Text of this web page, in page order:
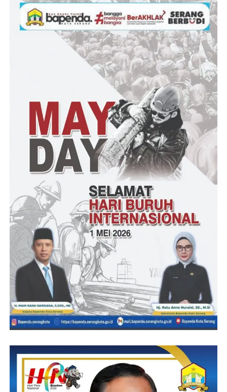
Dia juga mengingatkan para siswa agar istiqamah menjaga dan
berusaha menghafal Al Qur’an serta mengamalkan isi Al Qur’an
serta mendakwahkan. Karena sesungguhnya sebaik-baik
manusia adalah yang bermanfaat untuk orang lain. Selain itu
juga disampaikan bahwa sebaik-baik dari kita adalah yang
mengajarkan Al Qur’an dan mengamalkannya.” Harapnya
Isra Mi’raj mengajarkan bahwa dengan tekad yang kuat dan
kegigihan, segala hal yang dianggap mustahil dapat diatasi.
Dalam konteks pendidikan di sekolah, Isra Mi’raj juga
mengajarkan pentingnya peningkatan kualitas diri melalui
pembelajaran dan pengembangan kompetensi untuk memiliki
semangat yang sama dalam mengejar cita-cita dan meraih
prestasi di bidang akademik dan non-akademik,” tutupnya
Cecep – Tim
Post Views: 18